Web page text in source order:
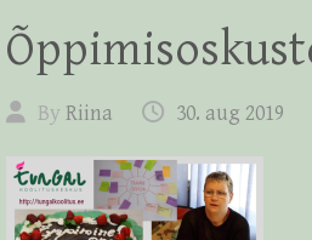
By Riina 30. aug 2019